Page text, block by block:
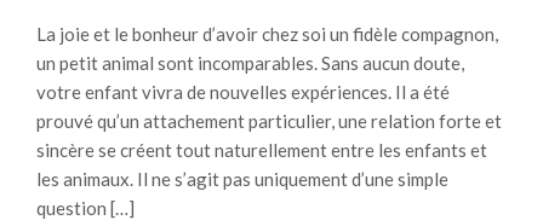
La joie et le bonheur d’avoir chez soi un fidèle compagnon,
un petit animal sont incomparables. Sans aucun doute,
votre enfant vivra de nouvelles expériences. Il a été
prouvé qu’un attachement particulier, une relation forte et
sincère se créent tout naturellement entre les enfants et
les animaux. Il ne s’agit pas uniquement d’une simple
question […]